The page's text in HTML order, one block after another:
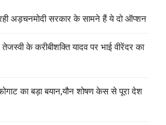
अड़चनमोदी सरकार के सामने हैं ये दो ऑप्शन
के करीबीशक्ति यादव पर भाई वीरेंदर का
का बड़ा बयान,यौन शोषण केस से पूरा देश